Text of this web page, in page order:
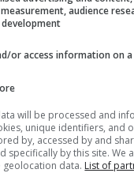
tiene più nulla:
audience
development
or access information on a
will be processed and
unique identifiers, and
by, accessed by and
specifically by this site. We
geolocation data. List of